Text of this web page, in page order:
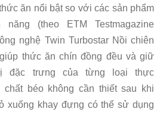
ăn nổi bật so với các sản phẩm
năng (theo ETM Testmagazine
nghệ Twin Turbostar Nồi chiên
thức ăn chín đồng đều và giữ
đặc trưng của từng loại thực
chất béo không cần thiết sau khi
xuống khay đựng có thể sử dụng